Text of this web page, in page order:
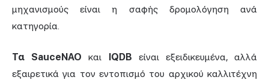
μηχανισμούς είναι η σαφής δρομολόγηση ανά
κατηγορία.
Τα SauceNAO και IQDB είναι εξειδικευμένα, αλλά
εξαιρετικά για τον εντοπισμό του αρχικού καλλιτέχνη